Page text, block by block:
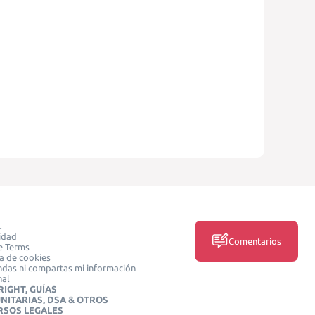
Terms
de cookies
ni compartas mi información
GUÍAS
DSA & OTROS
LEGALES
Comentarios